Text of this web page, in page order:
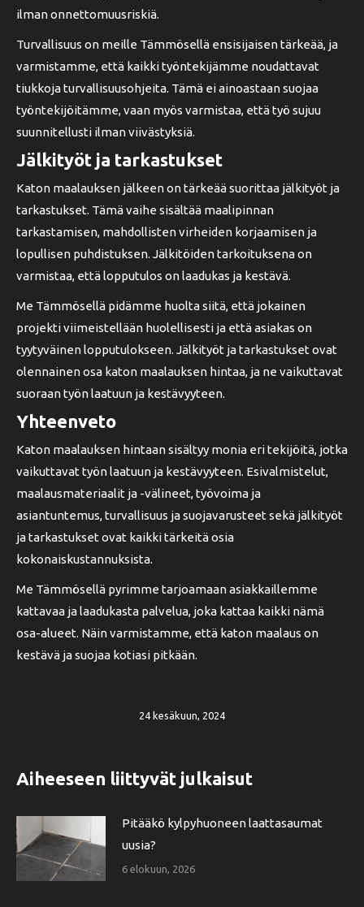
ilman onnettomuusriskiä.
Turvallisuus on meille Tämmösellä ensisijaisen tärkeää, ja
varmistamme, että kaikki työntekijämme noudattavat
tiukkoja turvallisuusohjeita. Tämä ei ainoastaan suojaa
työntekijöitämme, vaan myös varmistaa, että työ sujuu
suunnitellusti ilman viivästyksiä.
Jälkityöt ja tarkastukset
Katon maalauksen jälkeen on tärkeää suorittaa jälkityöt ja
tarkastukset. Tämä vaihe sisältää maalipinnan
tarkastamisen, mahdollisten virheiden korjaamisen ja
lopullisen puhdistuksen. Jälkitöiden tarkoituksena on
varmistaa, että lopputulos on laadukas ja kestävä.
Me Tämmösellä pidämme huolta siitä, että jokainen
projekti viimeistellään huolellisesti ja että asiakas on
tyytyväinen lopputulokseen. Jälkityöt ja tarkastukset ovat
olennainen osa katon maalauksen hintaa, ja ne vaikuttavat
suoraan työn laatuun ja kestävyyteen.
Yhteenveto
Katon maalauksen hintaan sisältyy monia eri tekijöitä, jotka
vaikuttavat työn laatuun ja kestävyyteen. Esivalmistelut,
maalausmateriaalit ja -välineet, työvoima ja
asiantuntemus, turvallisuus ja suojavarusteet sekä jälkityöt
ja tarkastukset ovat kaikki tärkeitä osia
kokonaiskustannuksista.
Me Tämmösellä pyrimme tarjoamaan asiakkaillemme
kattavaa ja laadukasta palvelua, joka kattaa kaikki nämä
osa-alueet. Näin varmistamme, että katon maalaus on
kestävä ja suojaa kotiasi pitkään.
24 kesäkuun, 2024
Aiheeseen liittyvät julkaisut
Pitääkö kylpyhuoneen laattasaumat
uusia?
6 elokuun, 2026